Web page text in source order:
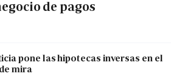
de pagos
pone las hipotecas inversas en el
mira